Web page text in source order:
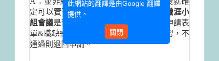
定可以實習，須待本系召開
產學合作與職涯小
組會議是否符合實習要點(根據自覓機構申請表
單&職缺需求表)，會議通過即可進行實習，不
通過則退回申請。
此網站的翻譯是由Google 翻譯
提供。
關閉